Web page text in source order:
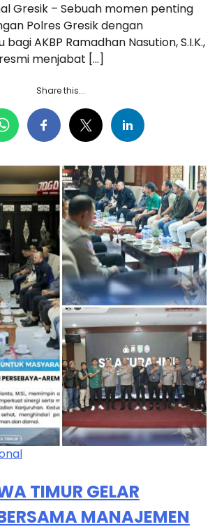
Gresik – Sebuah momen penting
Polres Gresik dengan
AKBP Ramadhan Nasution, S.I.K.,
resmi menjabat […]
Share this...
TIMUR GELAR
MANAJEMEN